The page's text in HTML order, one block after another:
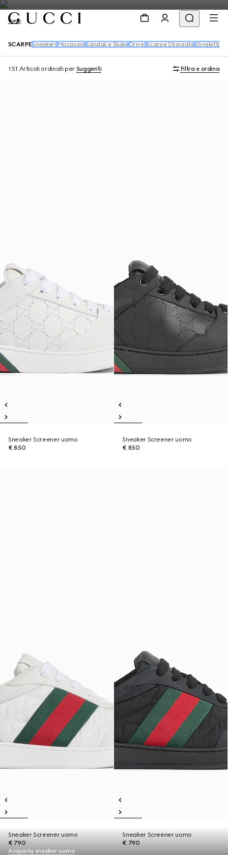
Uomo
SCARPE Sneakers Mocassini Sandali e Slider Driver Scarpe Stringate Stivaletti e
151 Articoli ordinati per Suggeriti Filtra e ordina
Sneaker Screener uomo
€ 850
Sneaker Screener uomo
€ 850
Sneaker Screener uomo
€ 790
Sneaker Screener uomo
€ 790
Acquista sneaker uomo